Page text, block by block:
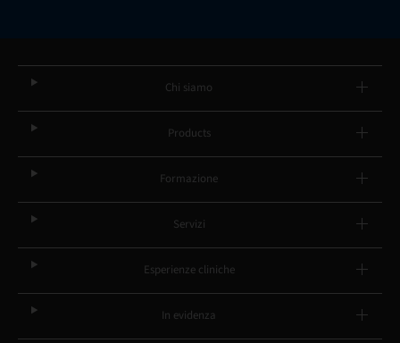
Chi siamo
Products
Formazione
Servizi
Esperienze cliniche
In evidenza